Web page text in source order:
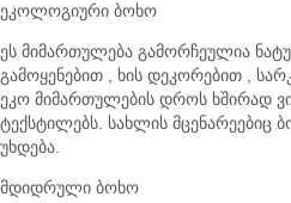
ეკოლოგიური ბოხო
ეს მიმართულება გამორჩეულია
გამოყენებით , ხის დეკორებით ,
ეკო მიმართულების დროს ხშირად
ტექსტილებს. სახლის მცენარეებიც
უხდება.
მდიდრული ბოხო